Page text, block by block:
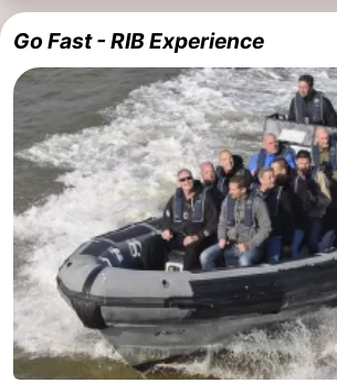
-
Rondvaarten
-
Amusement
-
Speeltuinen
-
Binnenspeeltuinen
Dorpen
&
Steden
Natuur
Rondleidingen
Go Fast - RIB Experience